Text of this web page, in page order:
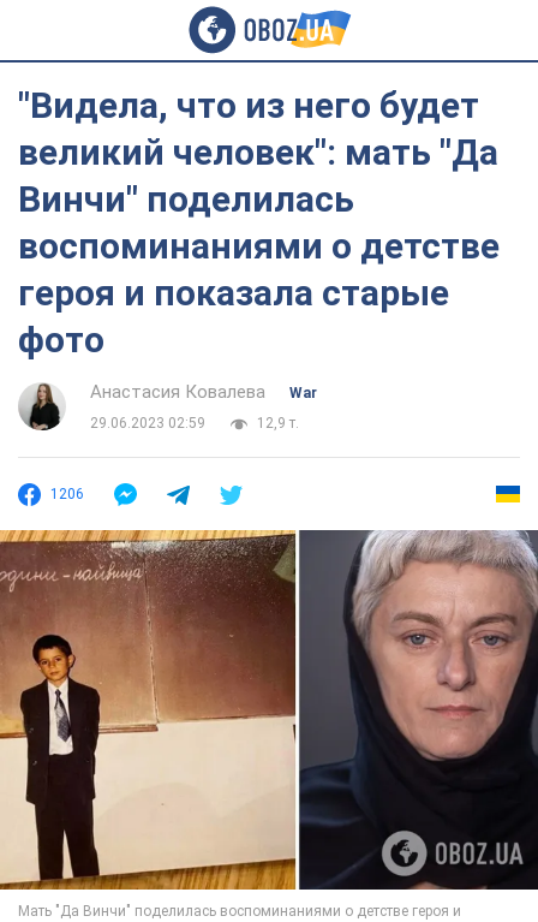
"Видела, что из него будет
великий человек": мать "Да
Винчи" поделилась
воспоминаниями о детстве
героя и показала старые
фото
Анастасия Ковалева
War
29.06.2023 02:59
12,9 т.
1206